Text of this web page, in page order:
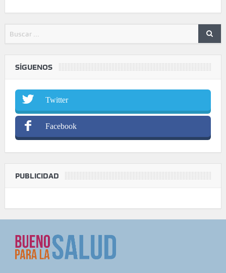
SÍGUENOS
Twitter
Facebook
PUBLICIDAD